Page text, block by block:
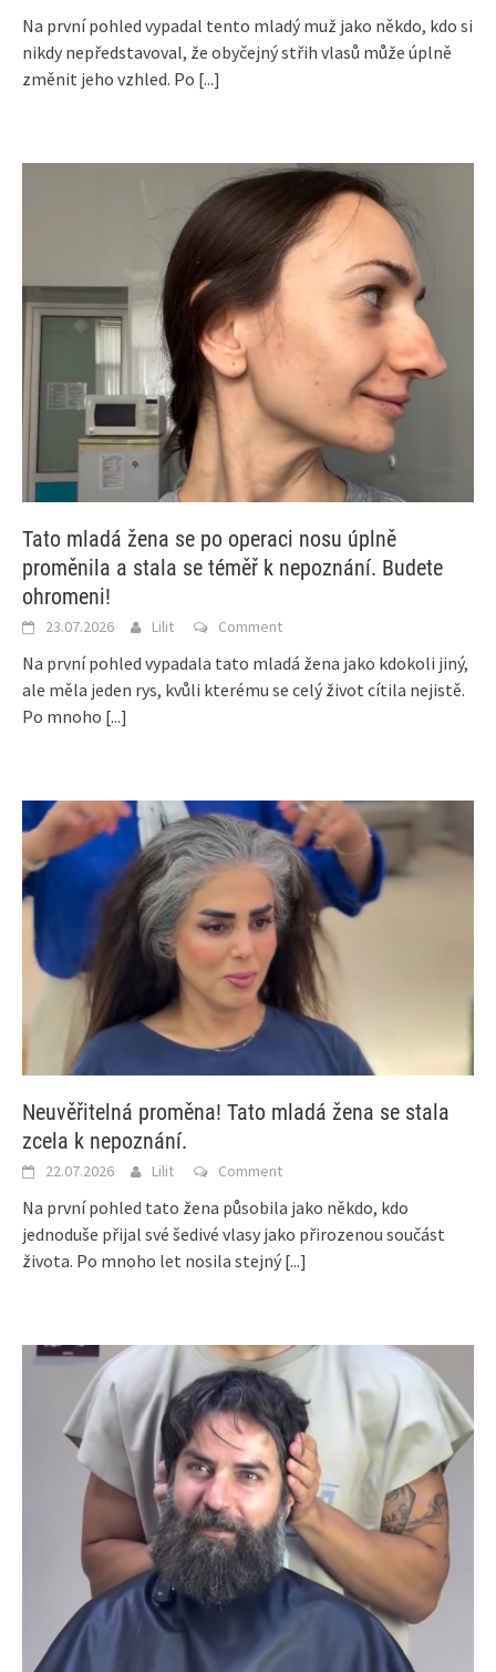
Na první pohled vypadal tento mladý muž jako někdo, kdo si
nikdy nepředstavoval, že obyčejný střih vlasů může úplně
změnit jeho vzhled. Po [...]
Tato mladá žena se po operaci nosu úplně
proměnila a stala se téměř k nepoznání. Budete
ohromeni!
23.07.2026 Lilit Comment
Na první pohled vypadala tato mladá žena jako kdokoli jiný,
ale měla jeden rys, kvůli kterému se celý život cítila nejistě.
Po mnoho [...]
Neuvěřitelná proměna! Tato mladá žena se stala
zcela k nepoznání.
22.07.2026 Lilit Comment
Na první pohled tato žena působila jako někdo, kdo
jednoduše přijal své šedivé vlasy jako přirozenou součást
života. Po mnoho let nosila stejný [...]